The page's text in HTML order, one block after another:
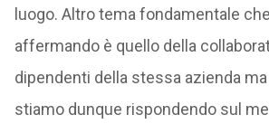
luogo. Altro tema fondamentale
affermando è quello della
dipendenti della stessa azienda
stiamo dunque rispondendo sul